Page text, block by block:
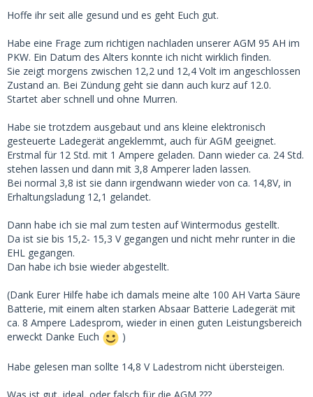
Hoffe ihr seit alle gesund und es geht Euch gut.
Habe eine Frage zum richtigen nachladen unserer AGM 95 AH im
PKW. Ein Datum des Alters konnte ich nicht wirklich finden.
Sie zeigt morgens zwischen 12,2 und 12,4 Volt im angeschlossen
Zustand an. Bei Zündung geht sie dann auch kurz auf 12.0.
Startet aber schnell und ohne Murren.
Habe sie trotzdem ausgebaut und ans kleine elektronisch
gesteuerte Ladegerät angeklemmt, auch für AGM geeignet.
Erstmal für 12 Std. mit 1 Ampere geladen. Dann wieder ca. 24 Std.
stehen lassen und dann mit 3,8 Amperer laden lassen.
Bei normal 3,8 ist sie dann irgendwann wieder von ca. 14,8V, in
Erhaltungsladung 12,1 gelandet.
Dann habe ich sie mal zum testen auf Wintermodus gestellt.
Da ist sie bis 15,2- 15,3 V gegangen und nicht mehr runter in die
EHL gegangen.
Dan habe ich bsie wieder abgestellt.
(Dank Eurer Hilfe habe ich damals meine alte 100 AH Varta Säure
Batterie, mit einem alten starken Absaar Batterie Ladegerät mit
ca. 8 Ampere Ladesprom, wieder in einen guten Leistungsbereich
erweckt Danke Euch
)
Habe gelesen man sollte 14,8 V Ladestrom nicht übersteigen.